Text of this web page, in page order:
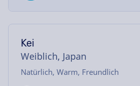
Kei
Weiblich, Japan
Natürlich, Warm, Freundlich